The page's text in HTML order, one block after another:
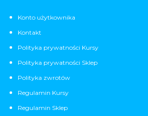
Konto użytkownika
Kontakt
Polityka prywatności Kursy
Polityka prywatności Sklep
Polityka zwrotów
Regulamin Kursy
Regulamin Sklep